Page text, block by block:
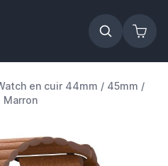
en cuir 44mm / 45mm /